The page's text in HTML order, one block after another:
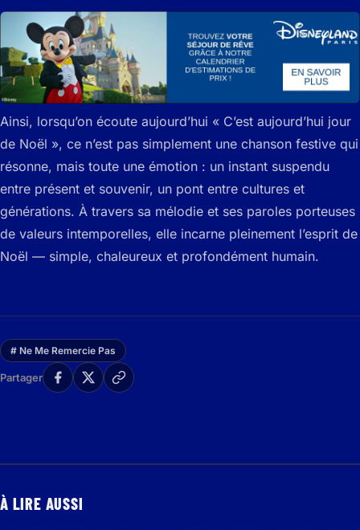
Ainsi, lorsqu’on écoute aujourd’hui « C’est aujourd’hui jour
de Noël », ce n’est pas simplement une chanson festive qui
résonne, mais toute une émotion : un instant suspendu
entre présent et souvenir, un pont entre cultures et
générations. À travers sa mélodie et ses paroles porteuses
de valeurs intemporelles, elle incarne pleinement l’esprit de
Noël — simple, chaleureux et profondément humain.
# Ne Me Remercie Pas
Partager
À LIRE AUSSI